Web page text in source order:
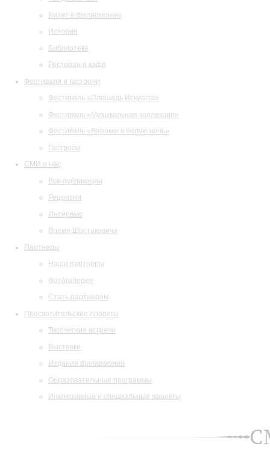
Визит в филармонию
История
Библиотека
Ресторан и кафе
Фестивали и гастроли
Фестиваль «Площадь Искусств»
Фестиваль «Музыкальная коллекция»
Фестиваль «Барокко в белую ночь»
Гастроли
СМИ о нас
Все публикации
Рецензии
Интервью
Время Шостаковича
Партнеры
Наши партнеры
Фотогалерея
Стать партнером
Просветительские проекты
Творческие встречи
Выставки
Издания филармонии
Образовательные программы
Инклюзивные и специальные проекты